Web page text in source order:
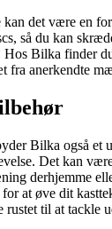
kan det være en
så du kan
Bilka finder
fra anerkendte
Bilka også et
Det kan
derhjemme
at øve dit
rustet til at tackle